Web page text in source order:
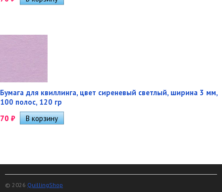
Бумага для квиллинга, цвет сиреневый светлый, ширина 3 мм,
100 полос, 120 гр
70 ₽
© 2026 QuillingShop